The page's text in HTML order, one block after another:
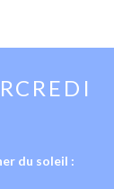
du soleil :